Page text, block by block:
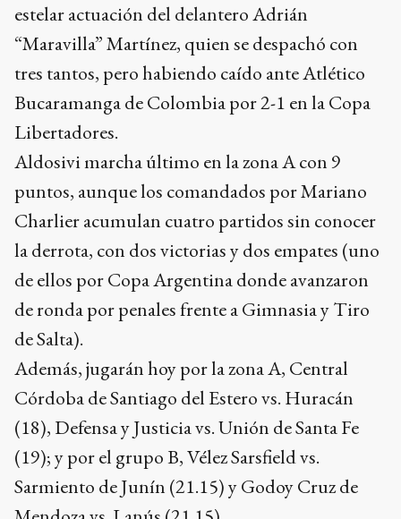
estelar actuación del delantero Adrián
“Maravilla” Martínez, quien se despachó con
tres tantos, pero habiendo caído ante Atlético
Bucaramanga de Colombia por 2-1 en la Copa
Libertadores.
Aldosivi marcha último en la zona A con 9
puntos, aunque los comandados por Mariano
Charlier acumulan cuatro partidos sin conocer
la derrota, con dos victorias y dos empates (uno
de ellos por Copa Argentina donde avanzaron
de ronda por penales frente a Gimnasia y Tiro
de Salta).
Además, jugarán hoy por la zona A, Central
Córdoba de Santiago del Estero vs. Huracán
(18), Defensa y Justicia vs. Unión de Santa Fe
(19); y por el grupo B, Vélez Sarsfield vs.
Sarmiento de Junín (21.15) y Godoy Cruz de